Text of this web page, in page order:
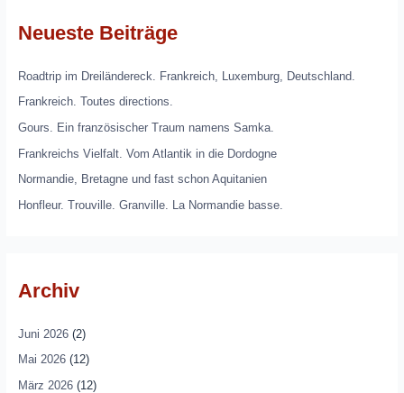
Neueste Beiträge
Roadtrip im Dreiländereck. Frankreich, Luxemburg, Deutschland.
Frankreich. Toutes directions.
Gours. Ein französischer Traum namens Samka.
Frankreichs Vielfalt. Vom Atlantik in die Dordogne
Normandie, Bretagne und fast schon Aquitanien
Honfleur. Trouville. Granville. La Normandie basse.
Archiv
Juni 2026(2)
Mai 2026(12)
März 2026(12)